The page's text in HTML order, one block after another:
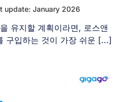
update: January 2026
유지할 계획이라면, 로스앤
구입하는 것이 가장 쉬운 [...]